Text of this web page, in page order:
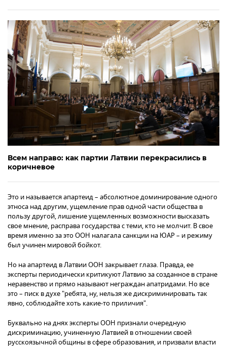
Всем направо: как партии Латвии перекрасились в
коричневое
Это и называется апартеид – абсолютное доминирование одного
этноса над другим, ущемление прав одной части общества в
пользу другой, лишение ущемленных возможности высказать
свое мнение, расправа государства с теми, кто не молчит. В свое
время именно за это ООН налагала санкции на ЮАР – и режиму
был учинен мировой бойкот.
Но на апартеид в Латвии ООН закрывает глаза. Правда, ее
эксперты периодически критикуют Латвию за созданное в стране
неравенство и прямо называют неграждан апатридами. Но все
это – писк в духе "ребята, ну, нельзя же дискриминировать так
явно, соблюдайте хоть какие-то приличия".
Буквально на днях эксперты ООН признали очередную
дискриминацию, учиненную Латвией в отношении своей
русскоязычной общины в сфере образования, и призвали власти